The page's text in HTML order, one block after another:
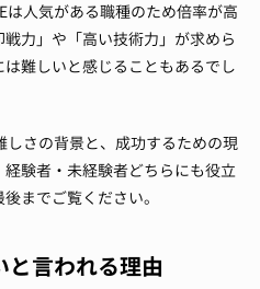
は人気がある職種のため倍率が高
力」や「高い技術力」が求めら
難しいと感じることもあるでし
しさの背景と、成功するための現
験者・未経験者どちらにも役立
までご覧ください。
と言われる理由